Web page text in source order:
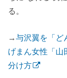
る。
→与沢翼を「ど
げまん女性「山
分け方